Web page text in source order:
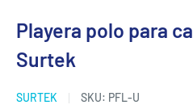
Playera polo para
Surtek
SURTEK SKU: PFL-U